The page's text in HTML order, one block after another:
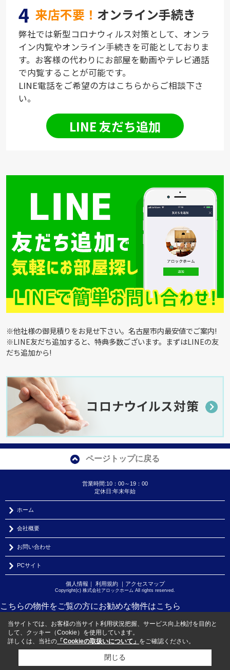
4 来店不要！ オンライン手続き
弊社では新型コロナウィルス対策として、オンラ
イン内覧やオンライン手続きを可能としておりま
す。お客様の代わりにお部屋を動画やテレビ通話
で内覧することが可能です。
LINE電話をご希望の方はこちらからご相談下さ
い。
LINE 友だち追加
※他社様の御見積りをお見せ下さい。名古屋市内最安値でご案内!
※LINE友だち追加すると、特典多数ございます。まずはLINEの友
だち追加から!
ページトップに戻る
営業時間:10：00～19：00
定休日:年末年始
ホーム
会社概要
お問い合わせ
PCサイト
個人情報 利用規約｜ アクセスマップ
Copyright(c) 株式会社アロックホーム All rights reserved.
こちらの物件をご覧の方にお勧めな物件はこちら
当サイトでは、お客様の当サイト利用状況把握、サービス向上検討を目的と
して、クッキー（Cookie）を使用しています。
詳しくは、当社の 「Cookieの取扱いについて」 をご確認ください。
閉じる